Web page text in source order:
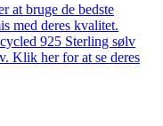
at bruge de bedste
med deres kvalitet.
925 Sterling sølv
Klik her for at se deres